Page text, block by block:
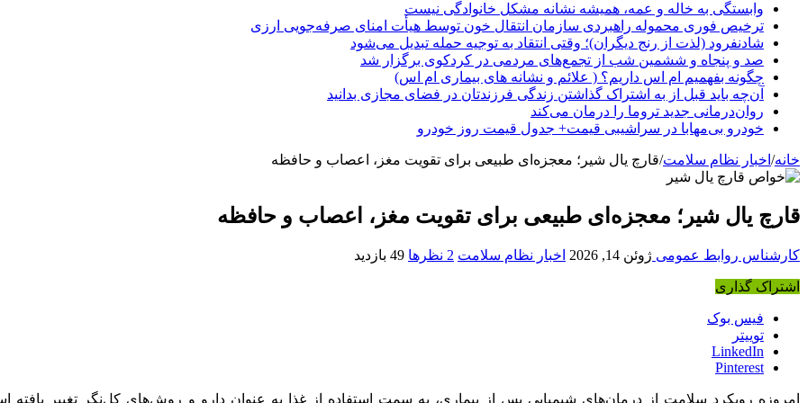
وابستگی به خاله و عمه، همیشه نشانه مشکل خانوادگی نیست
ترخیص فوری محموله راهبردی سازمان انتقال خون توسط هیأت امنای صرفه‌جویی ارزی
شادنفرود (لذت از رنج دیگران)؛ وقتی انتقاد به توجیه حمله تبدیل می‌شود
صد و پنجاه‌ و ششمین شب از تجمع‌های مردمی در کردکوی برگزار شد
چگونه بفهمیم ام اس داریم؟ ( علائم و نشانه های بیماری ام اس)
آن‌چه باید قبل از به اشتراک گذاشتن زندگی فرزندتان در فضای مجازی بدانید
روان‌درمانی جدید تروما را درمان می‌کند
خودرو بی‌مهابا در سراشیبی قیمت+ جدول قیمت روز خودرو
خانه/ اخبار نظام سلامت/قارچ یال شیر؛ معجزه‌ای طبیعی برای تقویت مغز، اعصاب و حافظه
قارچ یال شیر؛ معجزه‌ای طبیعی برای تقویت مغز، اعصاب و حافظه
کارشناس روابط عمومی ژوئن 14, 2026 اخبار نظام سلامت 2 نظرها 49 بازدید
اشتراک گذاری
فیس بوک
توییتر
LinkedIn
Pinterest
امروزه رویکرد سلامت از درمان‌های شیمیایی پس از بیماری، به سمت استفاده از غذا به عنوان دارو و روش‌های کل‌نگر تغییر یافته